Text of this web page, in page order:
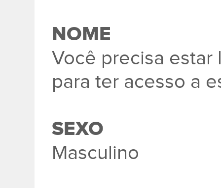
NOME
Você precisa
para ter acesso a
SEXO
Masculino